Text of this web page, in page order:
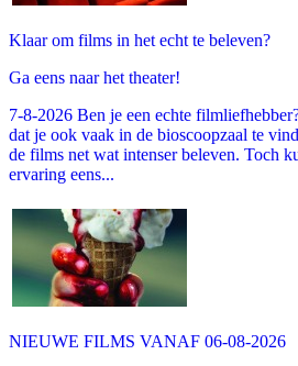
Klaar om films in het echt te beleven?
Ga eens naar het theater!
7-8-2026 Ben je een echte
dat je ook vaak in de bioscoopzaal te
de films net wat intenser beleven. Toch
ervaring eens...
NIEUWE FILMS VANAF 06-08-2026